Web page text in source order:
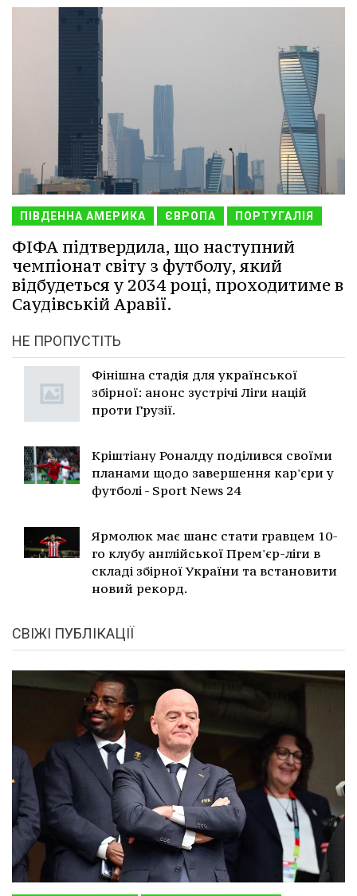
ПІВДЕННА АМЕРИКА ЄВРОПА ПОРТУГАЛІЯ
ФІФА підтвердила, що наступний
чемпіонат світу з футболу, який
відбудеться у 2034 році, проходитиме в
Саудівській Аравії.
НЕ ПРОПУСТІТЬ
Фінішна стадія для української
збірної: анонс зустрічі Ліги націй
проти Грузії.
Кріштіану Роналду поділився своїми
планами щодо завершення кар'єри у
футболі - Sport News 24
Ярмолюк має шанс стати гравцем 10-
го клубу англійської Прем'єр-ліги в
складі збірної України та встановити
новий рекорд.
СВІЖІ ПУБЛІКАЦІЇ